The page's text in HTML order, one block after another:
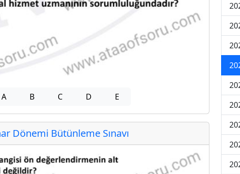
A B C D E
Dönemi Bütünleme Sınavı